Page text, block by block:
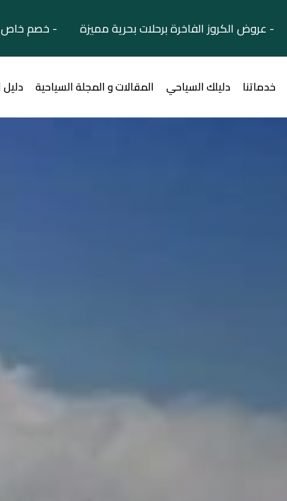
الكروز الفاخرة برحلات بحرية مميزة - خصم
خدماتنا دليلك السياحي المقالات و المجلة السياحية